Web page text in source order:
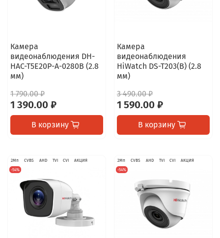
Камера
видеонаблюдения DH-
HAC-T5E20P-A-0280B (2.8
мм)
1 790.00 ₽
1 390.00 ₽
В корзину
Камера
видеонаблюдения
HiWatch DS-T203(B) (2.8
мм)
3 490.00 ₽
1 590.00 ₽
В корзину
2Мп CVBS AHD TVI CVI
АКЦИЯ
-54%
2Мп CVBS AHD TVI CVI
АКЦИЯ
-54%